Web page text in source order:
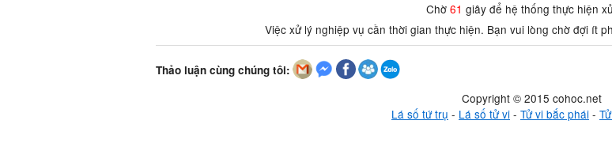
Chờ 61 giây để hệ thống thực hiện
Việc xử lý nghiệp vụ cần thời gian thực hiện. Bạn vui lòng chờ đợi ít
Thảo luận cùng chúng tôi:
Copyright © 2015 cohoc.net
Lá số tứ trụ - Lá số tử vi - Tử vi bắc phái -